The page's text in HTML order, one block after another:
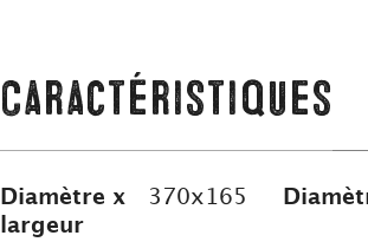
Caractéristiques
Diamètre x
largeur
370x165